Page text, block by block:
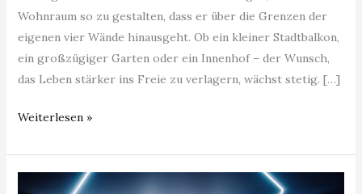
Wohnraum so zu gestalten, dass er über die Grenzen der
eigenen vier Wände hinausgeht. Ob ein kleiner Stadtbalkon,
ein großzügiger Garten oder ein Innenhof – der Wunsch,
das Leben stärker ins Freie zu verlagern, wächst stetig. […]
Weiterlesen »
Designtrends